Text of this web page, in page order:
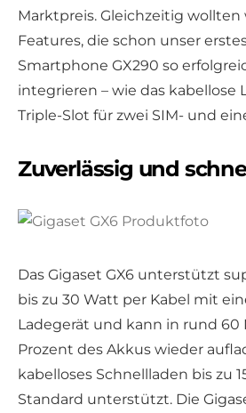
Marktpreis. Gleichzeitig
Features, die schon unser
Smartphone GX290 so
integrieren – wie das kabellose
Triple-Slot für zwei SIM- und
Zuverlässig und
Das Gigaset GX6 unterstützt
bis zu 30 Watt per Kabel mit
Ladegerät und kann in rund 60
Prozent des Akkus wieder
kabelloses Schnellladen bis zu
Standard unterstützt. Die